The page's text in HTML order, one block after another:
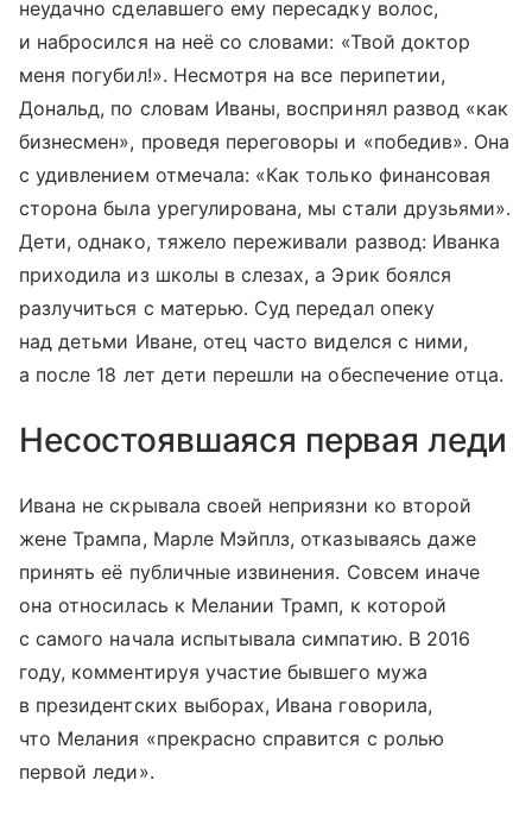
неудачно сделавшего ему пересадку волос,
и набросился на неё со словами: «Твой доктор
меня погубил!». Несмотря на все перипетии,
Дональд, по словам Иваны, воспринял развод «как
бизнесмен», проведя переговоры и «победив». Она
с удивлением отмечала: «Как только финансовая
сторона была урегулирована, мы стали друзьями».
Дети, однако, тяжело переживали развод: Иванка
приходила из школы в слезах, а Эрик боялся
разлучиться с матерью. Суд передал опеку
над детьми Иване, отец часто виделся с ними,
а после 18 лет дети перешли на обеспечение отца.
Несостоявшаяся первая леди
Ивана не скрывала своей неприязни ко второй
жене Трампа, Марле Мэйплз, отказываясь даже
принять её публичные извинения. Совсем иначе
она относилась к Мелании Трамп, к которой
с самого начала испытывала симпатию. В 2016
году, комментируя участие бывшего мужа
в президентских выборах, Ивана говорила,
что Мелания «прекрасно справится с ролью
первой леди».